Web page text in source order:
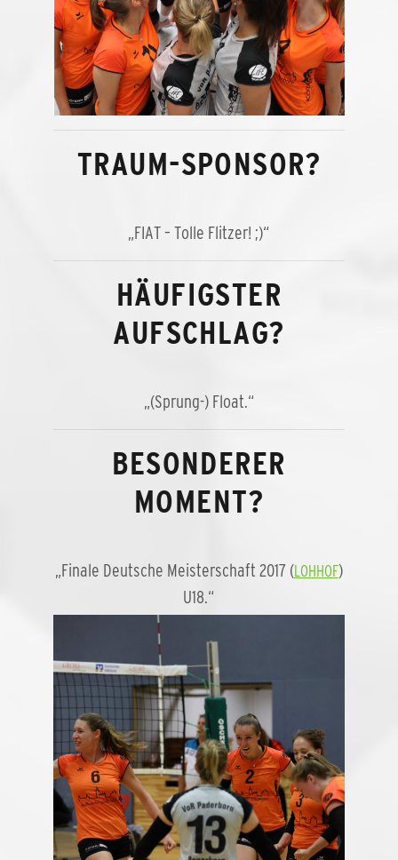
TRAUM-SPONSOR?
„FIAT – Tolle Flitzer! ;)“
HÄUFIGSTER
AUFSCHLAG?
„(Sprung-) Float.“
BESONDERER
MOMENT?
„Finale Deutsche Meisterschaft 2017 (LOHHOF)
U18.“